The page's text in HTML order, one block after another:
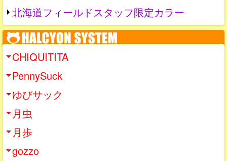
北海道フィールドスタッフ限定カラー
CHIQUITITA
PennySuck
ゆびサック
月虫
月歩
gozzo